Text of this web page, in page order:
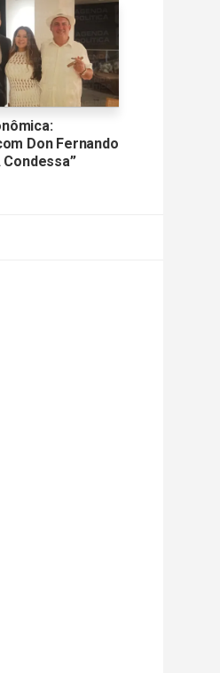
Don Fernando
Condessa”